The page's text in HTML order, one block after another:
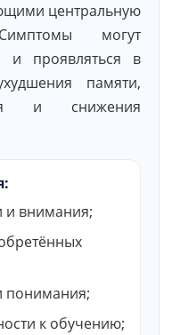
центральную
могут
и проявляться в
памяти,
и снижения
и внимания;
понимания;
к обучению;